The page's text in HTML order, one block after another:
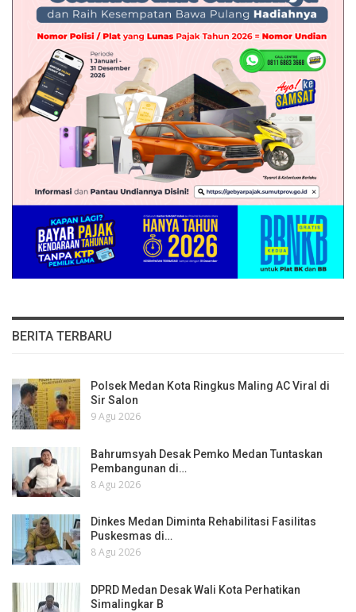
BERITA TERBARU
Polsek Medan Kota Ringkus Maling AC Viral di
Sir Salon
9 Agu 2026
Bahrumsyah Desak Pemko Medan Tuntaskan
Pembangunan di…
8 Agu 2026
Dinkes Medan Diminta Rehabilitasi Fasilitas
Puskesmas di…
8 Agu 2026
DPRD Medan Desak Wali Kota Perhatikan
Simalingkar B